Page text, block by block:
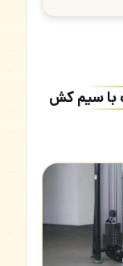
با سیم کش